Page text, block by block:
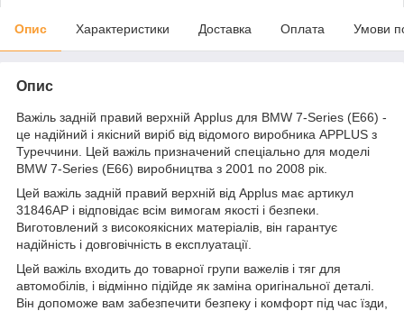
Опис Характеристики Доставка Оплата Умови
Опис
Важіль задній правий верхній Applus для BMW 7-Series (E66) -
це надійний і якісний виріб від відомого виробника APPLUS з
Туреччини. Цей важіль призначений спеціально для моделі
BMW 7-Series (E66) виробництва з 2001 по 2008 рік.
Цей важіль задній правий верхній від Applus має артикул
31846AP і відповідає всім вимогам якості і безпеки.
Виготовлений з високоякісних матеріалів, він гарантує
надійність і довговічність в експлуатації.
Цей важіль входить до товарної групи важелів і тяг для
автомобілів, і відмінно підійде як заміна оригінальної деталі.
Він допоможе вам забезпечити безпеку і комфорт під час їзди,